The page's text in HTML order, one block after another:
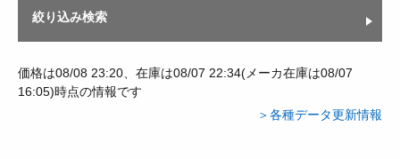
絞り込み検索
価格は08/08 23:20、在庫は08/07 22:34(メーカ在庫は08/07
16:05)時点の情報です
＞各種データ更新情報